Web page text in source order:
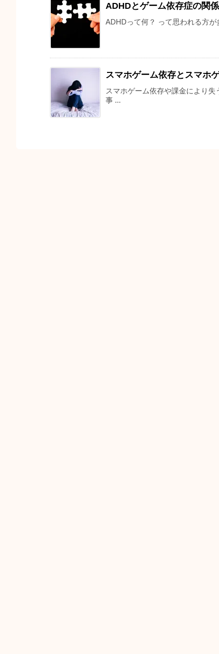
ADHDとゲーム依存症の関係
ADHDって何？ って思われる方
スマホゲーム依存とスマホ
スマホゲーム依存や課金により
事 ...